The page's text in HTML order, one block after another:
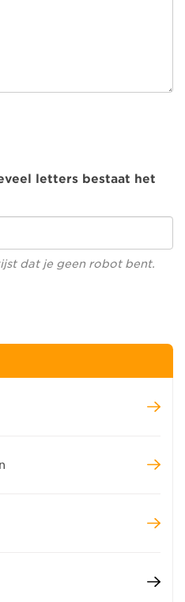
letters bestaat het
dat je geen robot bent.